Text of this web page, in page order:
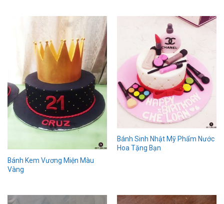
Bánh Kem Vương Miện Màu
Vàng
Bánh Sinh Nhật Mỹ Phẩm Nước
Hoa Tặng Bạn